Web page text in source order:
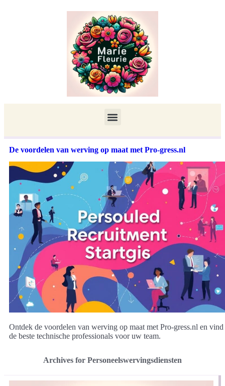
De voordelen van werving op maat met Pro-gress.nl
Ontdek de voordelen van werving op maat met Pro-gress.nl en vind
de beste technische professionals voor uw team.
Archives for Personeelswervingsdiensten